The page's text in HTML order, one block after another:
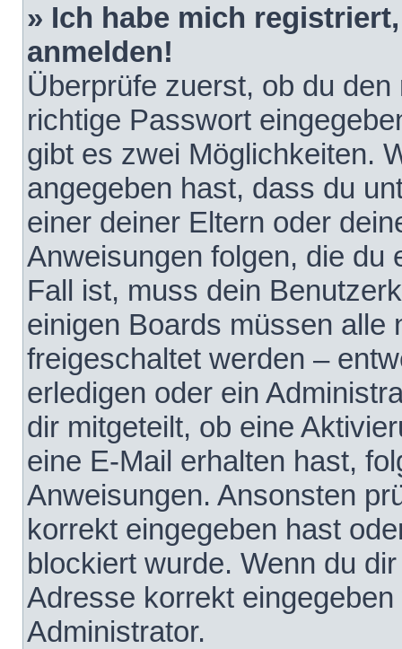
» Ich habe mich
anmelden!
Überprüfe zuerst, ob du
richtige Passwort
gibt es zwei Möglichkeiten.
angegeben hast, dass du
einer deiner Eltern oder
Anweisungen folgen, die du
Fall ist, muss dein
einigen Boards müssen alle
freigeschaltet werden –
erledigen oder ein
dir mitgeteilt, ob eine
eine E-Mail erhalten hast,
Anweisungen. Ansonsten
korrekt eingegeben hast
blockiert wurde. Wenn du
Adresse korrekt
Administrator.